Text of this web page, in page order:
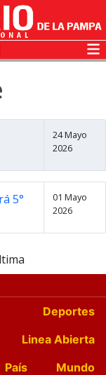
24 Mayo
2026
5°
01 Mayo
2026
Deportes
Linea Abierta
País
Mundo